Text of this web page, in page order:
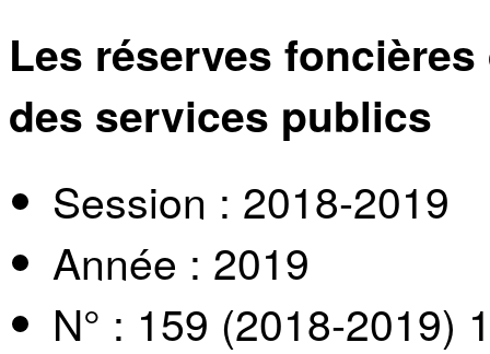
Les réserves
des services publics
Session : 2018-2019
Année : 2019
N° : 159 (2018-2019)